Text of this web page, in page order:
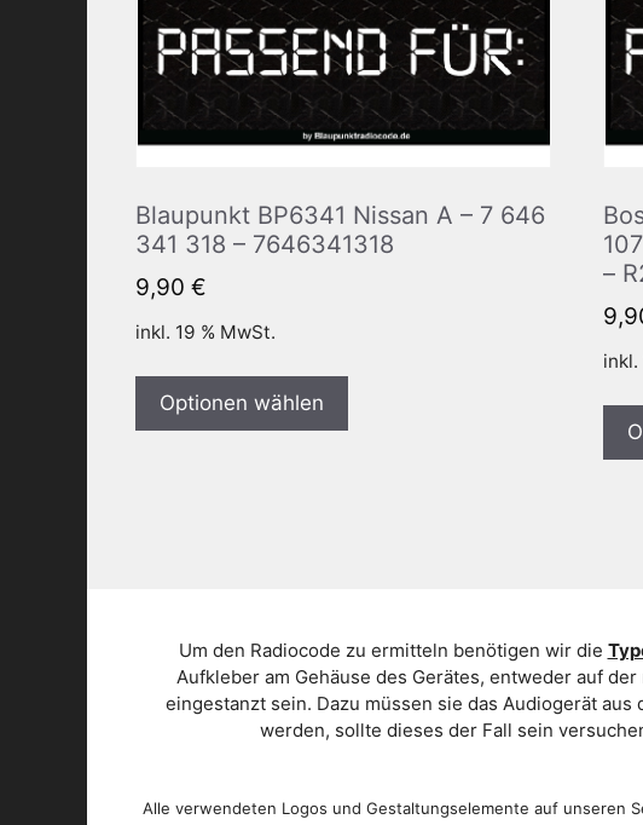
Blaupunkt BP6341 Nissan A – 7 646
341 318 – 7646341318
9,90 €
inkl. 19 % MwSt.
Optionen wählen
–
inkl.
Um den Radiocode zu ermitteln benötigen wir die
Aufkleber am Gehäuse des Gerätes, entweder auf
eingestanzt sein. Dazu müssen sie das Audiogerät
werden, sollte dieses der Fall sein
Alle verwendeten Logos und Gestaltungselemente auf unseren